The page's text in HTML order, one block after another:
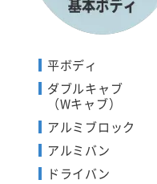
平ボディ
ダブルキャブ
（Wキャブ）
アルミブロック
アルミバン
ドライバン